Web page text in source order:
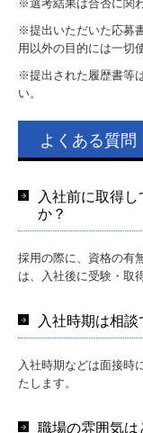
※選考結果は合否に関
※提出いただいた応募
用以外の目的には一切
※提出された履歴書等
い。
よくある質問
入社前に取得
か？
採用の際に、資格の有
は、入社後に受験・取
入社時期は相談
入社時期などは面接時
たします。
職場の雰囲気は